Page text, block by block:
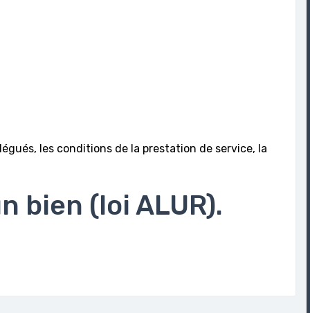
les conditions de la prestation de service, la
bien (loi ALUR).